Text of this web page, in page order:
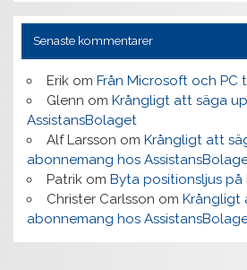
Senaste kommentarer
Erikom Från Microsoft och PC
Glenn om Krångligt att säga
AssistansBolaget
Alf Larsson om Krångligt att
abonnemang hos
Patrikom Byta positionsljus på
Christer Carlsson om Krångligt
abonnemang hos